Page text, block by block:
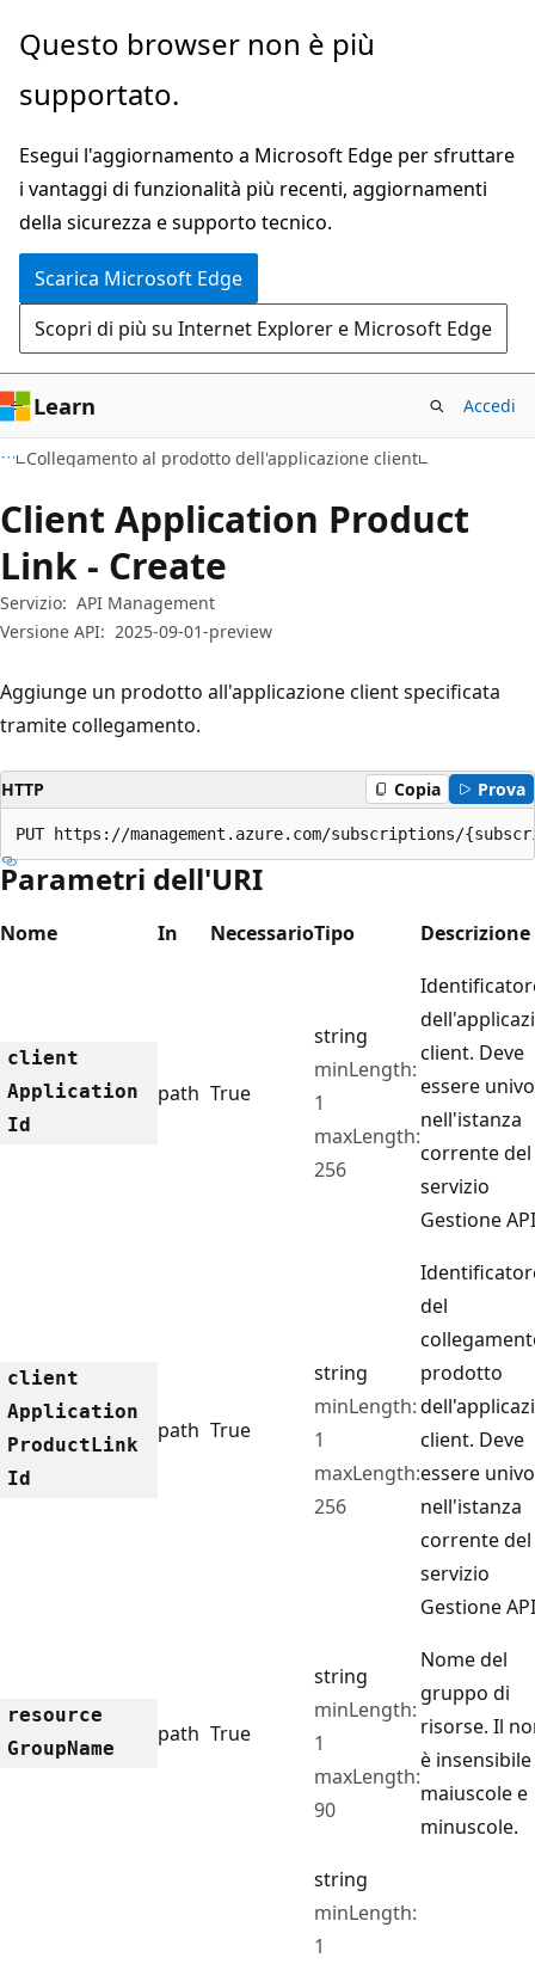
Ignora
passa
contenuto
principale
Passare
allo
spostamento
pagina
Questo browser non è più
supportato.
Esegui l'aggiornamento a Microsoft Edge per sfruttare
i vantaggi di funzionalità più recenti, aggiornamenti
della sicurezza e supporto tecnico.
Scarica Microsoft Edge
Scopri di più su Internet Explorer e Microsoft Edge
Learn Accedi
Collegamento al prodotto dell'applicazione client
Client Application Product
Link - Create
Servizio: API Management
Versione API: 2025-09-01-preview
Aggiunge un prodotto all'applicazione client specificata
tramite collegamento.
HTTP Copia Prova
PUT https://management.azure.com/subscriptions/
Parametri dell'URI
Nome In NecessarioTipo Descrizione
client
Application
Id
path True
string
minLength:
1
maxLength:
256
client. Deve
essere
nell'istanza
corrente del
servizio
Gestione
client
Application
ProductLink
Id
path True
string
minLength:
1
maxLength:
256
del
prodotto
client. Deve
essere
nell'istanza
corrente del
servizio
Gestione
resource
GroupName
path True
string
minLength:
1
maxLength:
90
Nome del
gruppo di
risorse. Il
è
maiuscole e
minuscole.
string
minLength:
1